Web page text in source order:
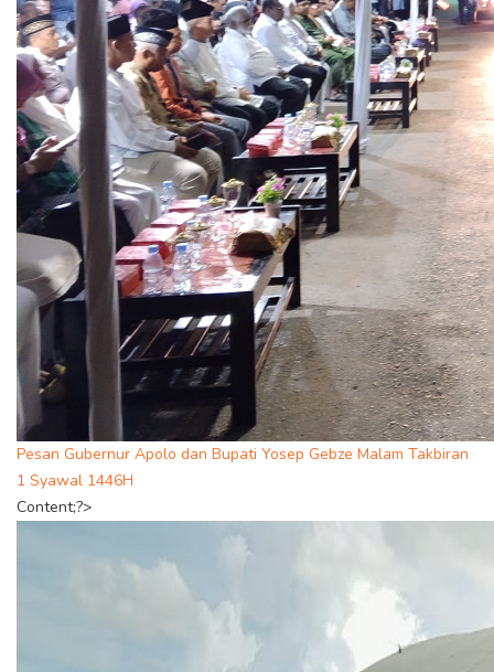
Pesan Gubernur Apolo dan Bupati Yosep Gebze Malam Takbiran
1 Syawal 1446H
Content;?>